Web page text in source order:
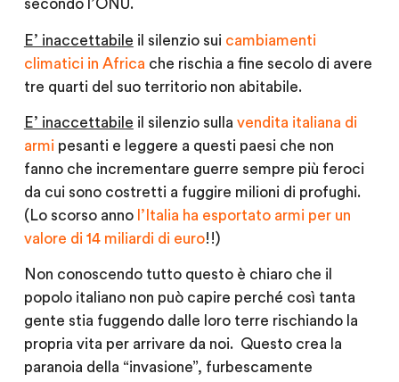
secondo l’ONU.
E’ inaccettabile il silenzio sui cambiamenti
climatici in Africa che rischia a fine secolo di avere
tre quarti del suo territorio non abitabile.
E’ inaccettabile il silenzio sulla vendita italiana di
armi pesanti e leggere a questi paesi che non
fanno che incrementare guerre sempre più feroci
da cui sono costretti a fuggire milioni di profughi.
(Lo scorso anno l’Italia ha esportato armi per un
valore di 14 miliardi di euro!!)
Non conoscendo tutto questo è chiaro che il
popolo italiano non può capire perché così tanta
gente stia fuggendo dalle loro terre rischiando la
propria vita per arrivare da noi. Questo crea la
paranoia della “invasione”, furbescamente